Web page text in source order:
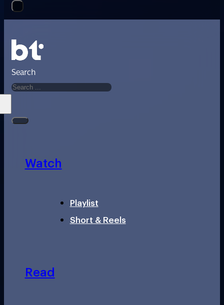
Search
Watch
Playlist
Short & Reels
Read